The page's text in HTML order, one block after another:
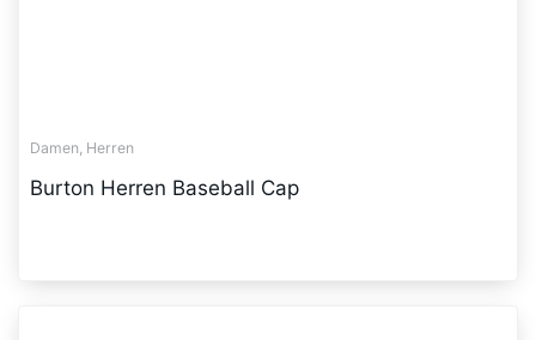
Damen, Herren
Burton Herren Baseball Cap